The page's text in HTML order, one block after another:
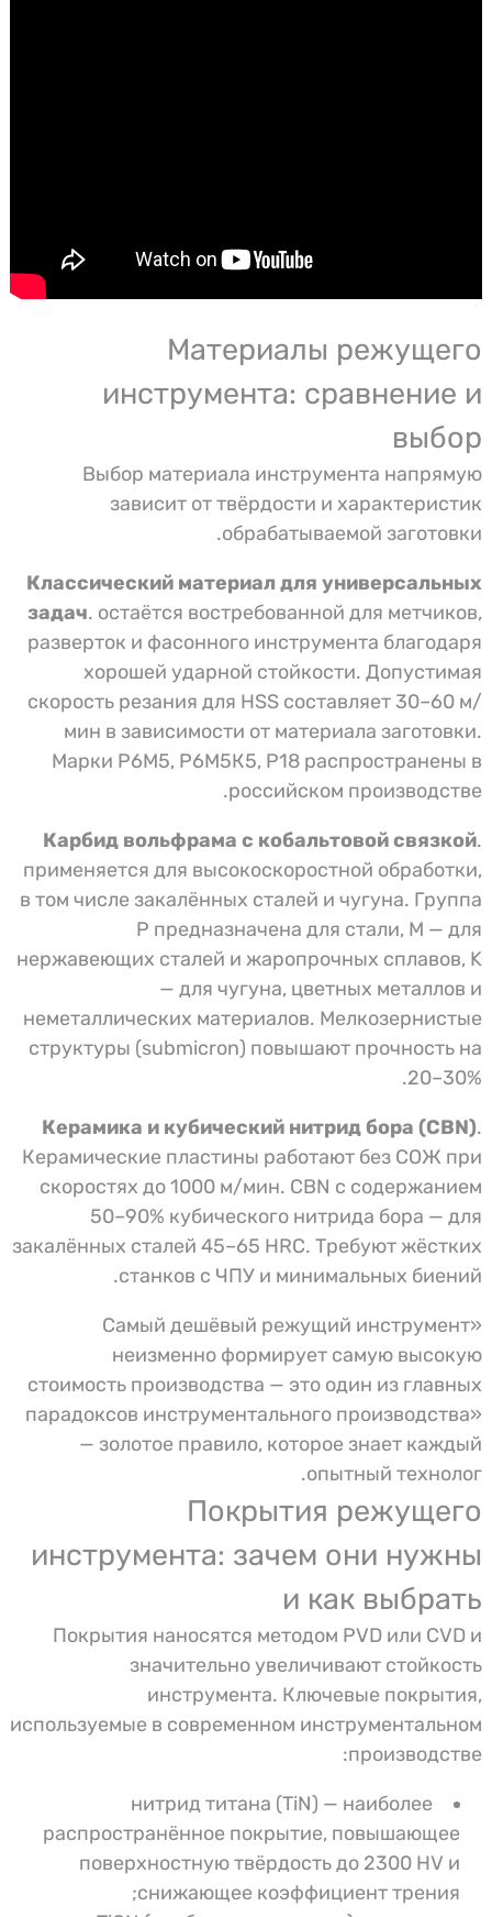
Материалы режущего
инструмента: сравнение и
выбор
Выбор материала инструмента напрямую
зависит от твёрдости и характеристик
обрабатываемой заготовки.
Классический материал для универсальных
задач. остаётся востребованной для метчиков,
разверток и фасонного инструмента благодаря
хорошей ударной стойкости. Допустимая
скорость резания для HSS составляет 30–60 м/
мин в зависимости от материала заготовки.
Марки Р6М5, Р6М5К5, Р18 распространены в
российском производстве.
Карбид вольфрама с кобальтовой связкой.
применяется для высокоскоростной обработки,
в том числе закалённых сталей и чугуна. Группа
P предназначена для стали, M — для
нержавеющих сталей и жаропрочных сплавов, K
— для чугуна, цветных металлов и
неметаллических материалов. Мелкозернистые
структуры (submicron) повышают прочность на
20–30%.
Керамика и кубический нитрид бора (CBN).
Керамические пластины работают без СОЖ при
скоростях до 1000 м/мин. CBN с содержанием
50–90% кубического нитрида бора — для
закалённых сталей 45–65 HRC. Требуют жёстких
станков с ЧПУ и минимальных биений.
«Самый дешёвый режущий инструмент
неизменно формирует самую высокую
стоимость производства — это один из главных
парадоксов инструментального производства»
— золотое правило, которое знает каждый
опытный технолог.
Покрытия режущего
инструмента: зачем они нужны
и как выбрать
Покрытия наносятся методом PVD или CVD и
значительно увеличивают стойкость
инструмента. Ключевые покрытия,
используемые в современном инструментальном
производстве:
нитрид титана (TiN) — наиболее
распространённое покрытие, повышающее
поверхностную твёрдость до 2300 HV и
снижающее коэффициент трения;